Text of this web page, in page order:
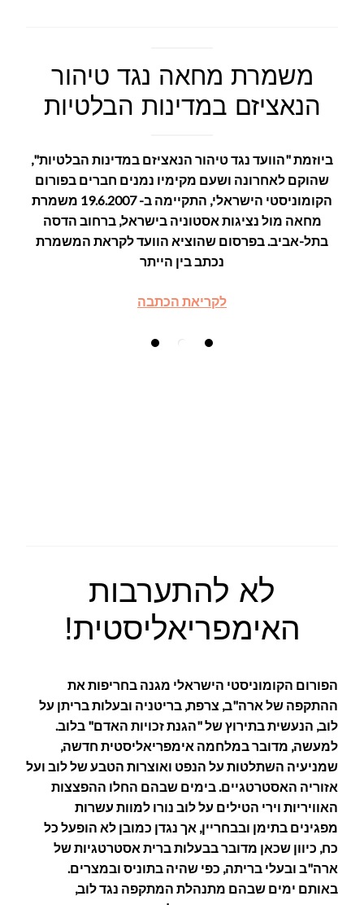
משמרת מחאה נגד טיהור
הנאציזם במדינות הבלטיות
ביוזמת "הוועד נגד טיהור הנאציזם במדינות הבלטיות",
שהוקם לאחרונה ושעם מקימיו נמנים חברים בפורום
הקומוניסטי הישראלי, התקיימה ב- 19.6.2007 משמרת
מחאה מול נציגות אסטוניה בישראל, ברחוב הדסה
בתל-אביב. בפרסום שהוציא הוועד לקראת המשמרת
נכתב בין הייתר
לקריאת הכתבה
לא להתערבות
האימפריאליסטית!
הפורום הקומוניסטי הישראלי מגנה בחריפות את
ההתקפה של ארה"ב, צרפת, בריטניה ובעלות בריתן על
לוב, הנעשית בתירוץ של "הגנת זכויות האדם" בלוב.
למעשה, מדובר במלחמה אימפריאליסטית חדשה,
שמניעיה השתלטות על הנפט ואוצרות הטבע של לוב ועל
אזוריה האסטרטגיים. בימים שבהם החלו ההפצצות
האוויריות וירי הטילים על לוב נורו למוות עשרות
מפגינים בתימן ובבחריין, אך נגדן כמובן לא הופעל כל
כח, כיוון שכאן מדובר בבעלות ברית אסטרטגיות של
ארה"ב ובעלי בריתה, כפי שהיה בתוניס ובמצרים.
באותם ימים שבהם מתנהלת המתקפה נגד לוב,